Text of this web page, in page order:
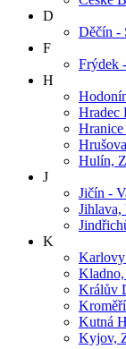
D
Děčín -
F
Frýdek
H
Hradec
Hulín,
J
Jičín -
Jihlava,
K
Karlovy
Kladno,
Králův
Kutná
Kyjov,